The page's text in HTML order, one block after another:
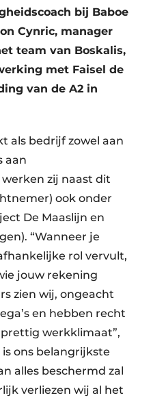
bij Baboe
Cynric, manager
team van Boskalis,
met Faisel de
van de A2 in
als bedrijf zowel aan
aan
zij naast dit
ook onder
De Maaslijn en
“Wanneer je
rol vervult,
jouw rekening
zien wij, ongeacht
en hebben recht
werkklimaat”,
ons belangrijkste
alles beschermd zal
verliezen wij al het